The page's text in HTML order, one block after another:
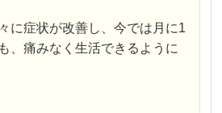
に症状が改善し、今では月に1
、痛みなく生活できるように